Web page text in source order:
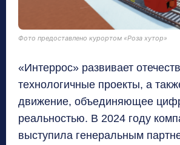
Фото предоставлено курортом «Роза хутор»
«Интеррос» развивает
технологичные проекты, а
движение, объединяющее
реальностью. В 2024 году
выступила генеральным